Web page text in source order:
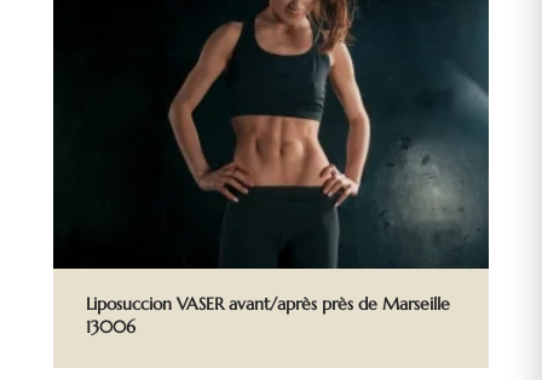
Liposuccion VASER avant/après près de Marseille
13006